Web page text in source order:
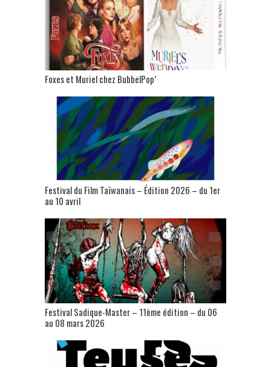
Foxes et Muriel chez BubbelPop’
Festival du Film Taïwanais – Édition 2026 – du 1er
au 10 avril
Festival Sadique-Master – 11ème édition – du 06
au 08 mars 2026